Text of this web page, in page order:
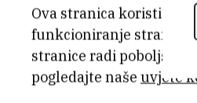
KATEGORIJA
Ostali projekti
Ova stranica koristi
funkcioniranje stranice,
stranice radi
pogledajte naše uvjete